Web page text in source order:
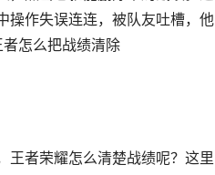
操作失误连连，被队友吐槽，他
怎么把战绩清除
王者荣耀怎么清楚战绩呢？这里